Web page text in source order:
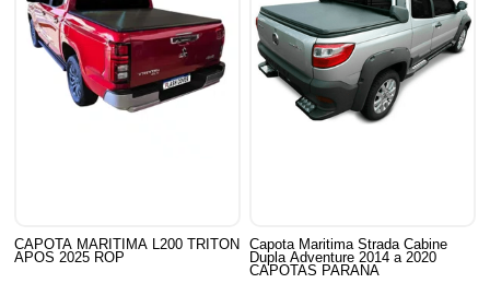
CAPOTA MARITIMA L200 TRITON
APOS 2025 ROP
Capota Maritima Strada Cabine
Dupla Adventure 2014 a 2020
CAPOTAS PARANA